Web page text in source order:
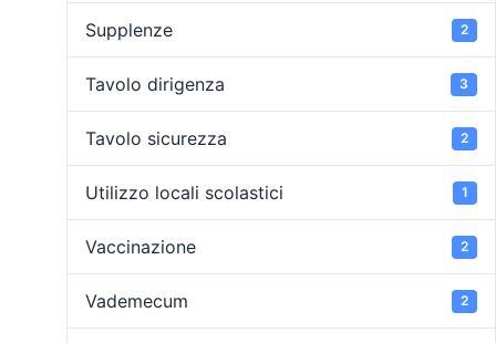
Supplenze 2
Tavolo dirigenza 3
Tavolo sicurezza 2
Utilizzo locali scolastici 1
Vaccinazione 2
Vademecum 2